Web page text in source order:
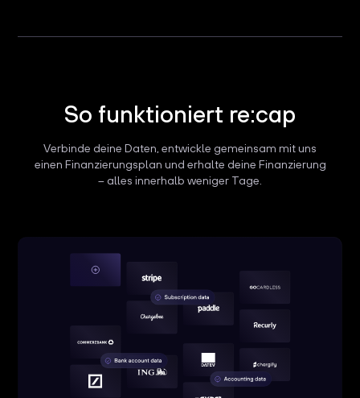
So funktioniert re:cap
Verbinde deine Daten, entwickle gemeinsam mit uns
einen Finanzierungsplan und erhalte deine Finanzierung
– alles innerhalb weniger Tage.